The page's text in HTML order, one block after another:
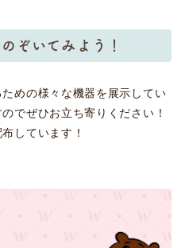
ぞいてみよう！
めの様々な機器を展示してい
でぜひお立ち寄りください！
しています！